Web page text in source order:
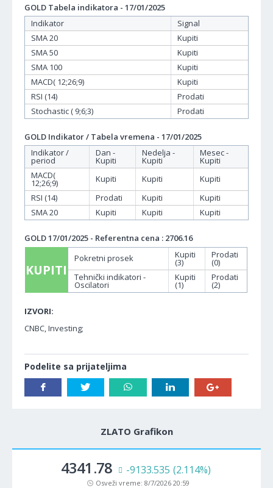
GOLD Tabela indikatora - 17/01/2025
Indikator
Signal
SMA 20
Kupiti
SMA 50
Kupiti
SMA 100
Kupiti
MACD( 12;26;9)
Kupiti
RSI (14)
Prodati
Stochastic ( 9;6;3)
Prodati
GOLD Indikator / Tabela vremena - 17/01/2025
Indikator /
period
Dan -
Kupiti
Nedelja -
Kupiti
Mesec -
Kupiti
MACD(
12;26;9) Kupiti Kupiti
Kupiti
RSI (14)
Prodati Kupiti
Kupiti
SMA 20
Kupiti Kupiti Kupiti
GOLD 17/01/2025 - Referentna cena : 2706.16
KUPITI
Pokretni prosek Kupiti
(3)
Prodati
(0)
Tehnički indikatori -
Oscilatori
Kupiti
(1)
Prodati
(2)
IZVORI:
CNBC, Investing;
Podelite sa prijateljima
ZLATO Grafikon
4341.78 -9133.535 (2.114%)
Osveži vreme: 8/7/2026 20:59